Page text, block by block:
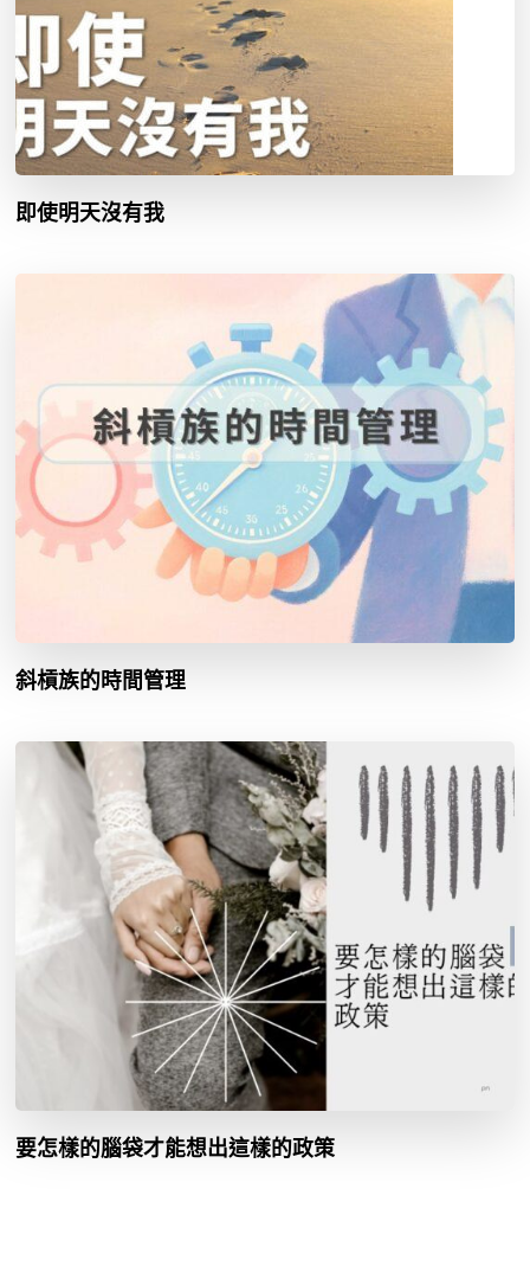
即使明天沒有我
斜槓族的時間管理
要怎樣的腦袋才能想出這樣的政策